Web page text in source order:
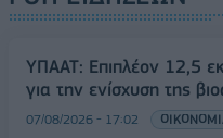
ΥΠΑΑΤ: Επιπλέον 12,5
για την ενίσχυση της
07/08/2026 - 17:02